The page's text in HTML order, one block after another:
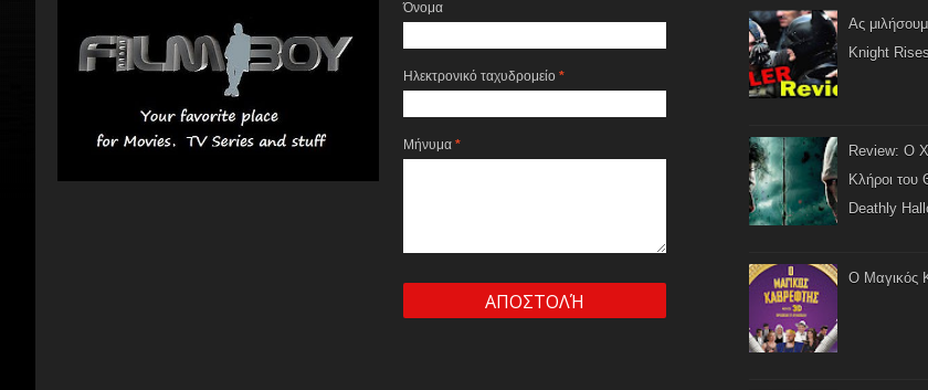
Όνομα
Ηλεκτρονικό ταχυδρομείο*
Μήνυμα*
Ας
Knight
Review: Ο
Κλήροι
Deathly
Ο Μαγικός